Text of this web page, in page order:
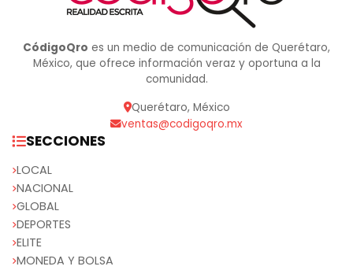
CódigoQro es un medio de comunicación de Querétaro,
México, que ofrece información veraz y oportuna a la
comunidad.
Querétaro, México
ventas@codigoqro.mx
SECCIONES
LOCAL
NACIONAL
GLOBAL
DEPORTES
ELITE
MONEDA Y BOLSA